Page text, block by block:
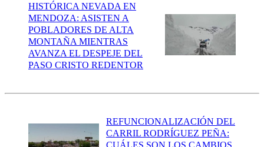
HISTÓRICA NEVADA EN
MENDOZA: ASISTEN A
POBLADORES DE ALTA
MONTAÑA MIENTRAS
AVANZA EL DESPEJE DEL
PASO CRISTO REDENTOR
REFUNCIONALIZACIÓN DEL
CARRIL RODRÍGUEZ PEÑA: